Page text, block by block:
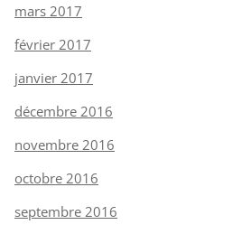
mars 2017
février 2017
janvier 2017
décembre 2016
novembre 2016
octobre 2016
septembre 2016